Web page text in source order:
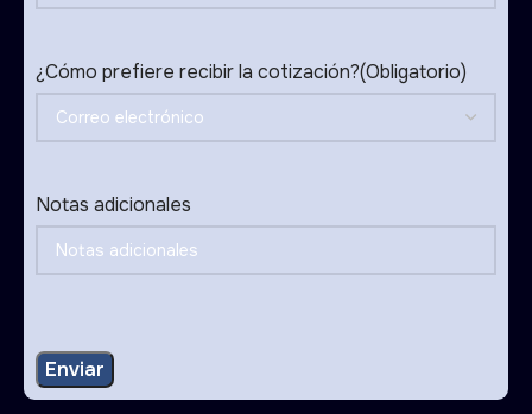
¿Cómo prefiere recibir la cotización?(Obligatorio)
Notas adicionales